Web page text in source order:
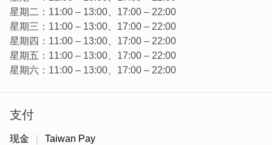
星期二：11:00 – 13:00、17:00 – 22:00
星期三：11:00 – 13:00、17:00 – 22:00
星期四：11:00 – 13:00、17:00 – 22:00
星期五：11:00 – 13:00、17:00 – 22:00
星期六：11:00 – 13:00、17:00 – 22:00
支付
现金 Taiwan Pay